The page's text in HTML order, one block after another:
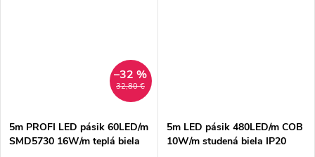
32,80 €
–32 %
5m PROFI LED pásik 60LED/m
SMD5730 16W/m teplá biela
5m LED pásik 480LED/m COB
10W/m studená biela IP20